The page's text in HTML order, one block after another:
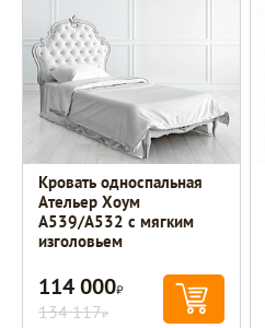
Кровать односпальная
Ательер Хоум
A539/A532 с мягким
изголовьем
114 000Р
134 117Р